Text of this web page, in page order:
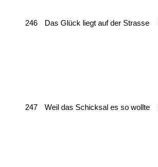
246 Das Glück liegt auf der Strasse
247 Weil das Schicksal es so wollte